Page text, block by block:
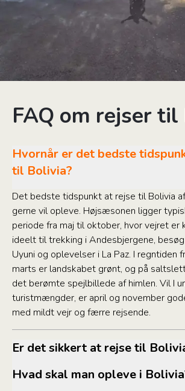
FAQ om rejser
Hvornår er det bedste
til Bolivia?
Det bedste tidspunkt at rejse til Bolivia
gerne vil opleve. Højsæsonen ligger
periode fra maj til oktober, hvor vejret er
ideelt til trekking i Andesbjergene,
Uyuni og oplevelser i La Paz. I regntiden
marts er landskabet grønt, og på
det berømte spejlbillede af himlen. Vil I
turistmængder, er april og november
med mildt vejr og færre rejsende.
Er det sikkert at rejse til
Hvad skal man opleve i